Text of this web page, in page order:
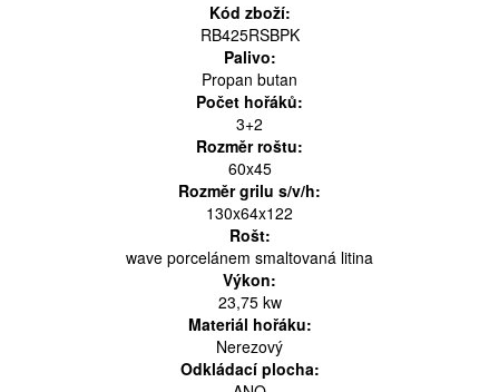
Kód zboží:
RB425RSBPK
Palivo:
Propan butan
Počet hořáků:
3+2
Rozměr roštu:
60x45
Rozměr grilu s/v/h:
130x64x122
Rošt:
wave porcelánem smaltovaná litina
Výkon:
23,75 kw
Materiál hořáku:
Nerezový
Odkládací plocha: